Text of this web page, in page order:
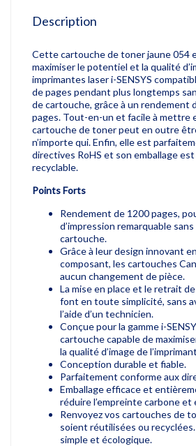
Description
Cette cartouche de toner jaune 054
maximiser le potentiel et la qualité
imprimantes laser i-SENSYS
de pages pendant plus longtemps
de cartouche, grâce à un rendement
pages. Tout-en-un et facile à mettre
cartouche de toner peut en outre
n’importe qui. Enfin, elle est
directives RoHS et son emballage
recyclable.
Points Forts
Rendement de 1200 pages,
d’impression remarquable
cartouche.
Grâce à leur design innovant
composant, les cartouches
aucun changement de pièce.
La mise en place et le retrait
font en toute simplicité, sans
l’aide d’un technicien.
Conçue pour la gamme i-
cartouche capable de
la qualité d’image de
Conception durable et fiable.
Parfaitement conforme aux
Emballage efficace et
réduire l’empreinte carbone et
Renvoyez vos cartouches de
soient réutilisées ou
simple et écologique.